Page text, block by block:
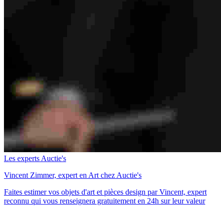
Les experts Auctie's
Vincent Zimmer, expert en Art chez Auctie's
Faites estimer vos objets d'art et pièces design par Vincent, expert
reconnu qui vous renseignera gratuitement en 24h sur leur valeur